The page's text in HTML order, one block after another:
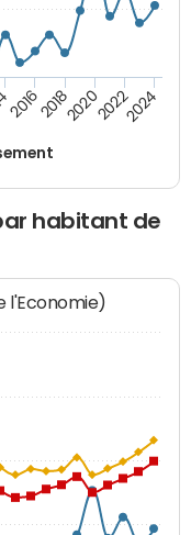
20162018202020222024
habitant de
l'Economie)